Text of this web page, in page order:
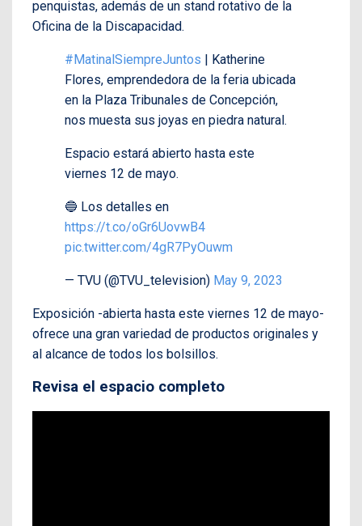
penquistas, además de un stand rotativo de la
Oficina de la Discapacidad.
#MatinalSiempreJuntos | Katherine
Flores, emprendedora de la feria ubicada
en la Plaza Tribunales de Concepción,
nos muesta sus joyas en piedra natural.
Espacio estará abierto hasta este
viernes 12 de mayo.
🔵 Los detalles en
https://t.co/oGr6UovwB4
pic.twitter.com/4gR7PyOuwm
— TVU (@TVU_television) May 9, 2023
Exposición -abierta hasta este viernes 12 de mayo-
ofrece una gran variedad de productos originales y
al alcance de todos los bolsillos.
Revisa el espacio completo